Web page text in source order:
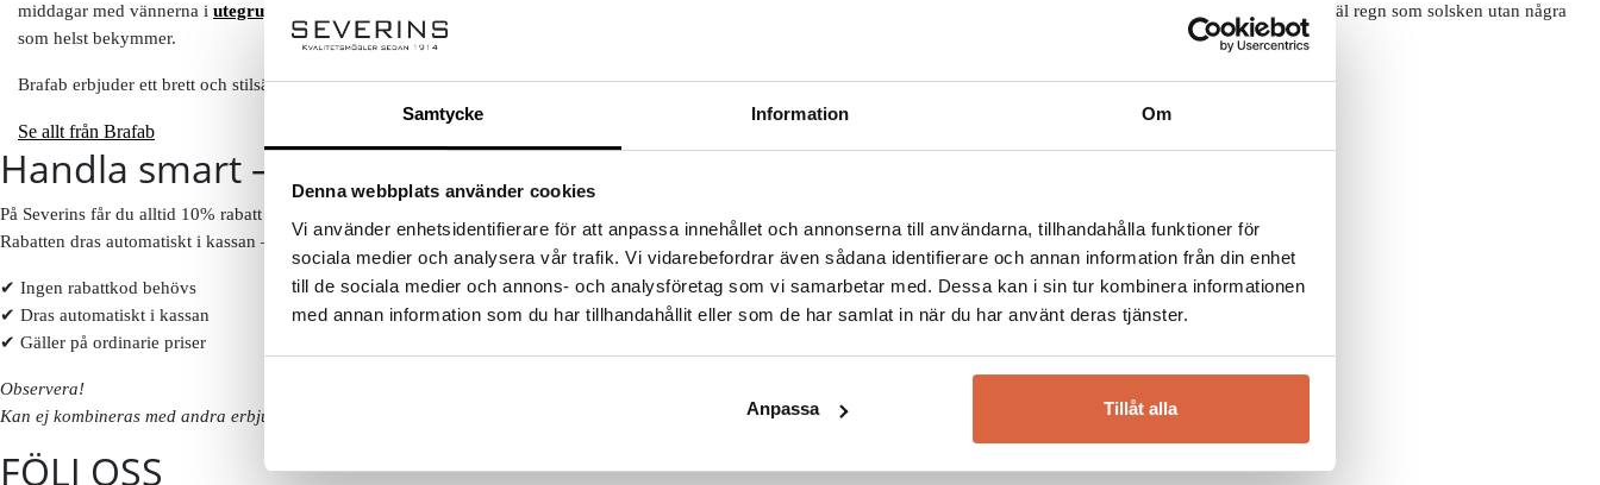
Samtycke Information Om
Denna webbplats använder cookies
Vi använder enhetsidentifierare för att anpassa innehållet och annonserna till användarna, tillhandahålla funktioner för
sociala medier och analysera vår trafik. Vi vidarebefordrar även sådana identifierare och annan information från din enhet
till de sociala medier och annons- och analysföretag som vi samarbetar med. Dessa kan i sin tur kombinera informationen
med annan information som du har tillhandahållit eller som de har samlat in när du har använt deras tjänster.
Anpassa Tillåt alla
middagar med vännerna i utegruppen
i såväl regn som solsken utan några
som helst bekymmer.
Brafab erbjuder ett brett och stilsäkert sortiment av bekväma trädgårdsmöbler som håller år efter år.
Se allt från Brafab
Handla smart – få 10% rabatt direkt
På Severins får du alltid 10% rabatt på ordinarie priser som ny kund.
Rabatten dras automatiskt i kassan – inga koder behövs.
✔ Ingen rabattkod behövs
✔ Dras automatiskt i kassan
✔ Gäller på ordinarie priser
Observera!
Kan ej kombineras med andra erbjudanden eller redan nedsatta priser. Vissa kategorier och varumärken är exkluderade. Se alla villkor
FÖLJ OSS